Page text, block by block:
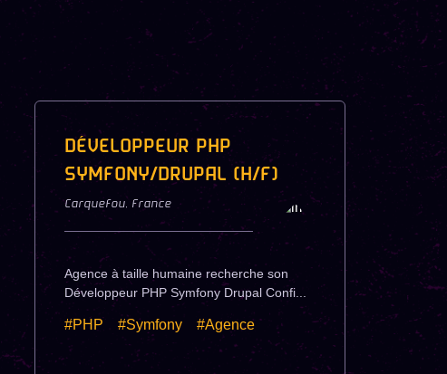
DÉVELOPPEUR PHP
SYMFONY/DRUPAL (H/F)
Carquefou, France
Agence à taille humaine recherche son
Développeur PHP Symfony Drupal Confi...
#PHP #Symfony #Agence